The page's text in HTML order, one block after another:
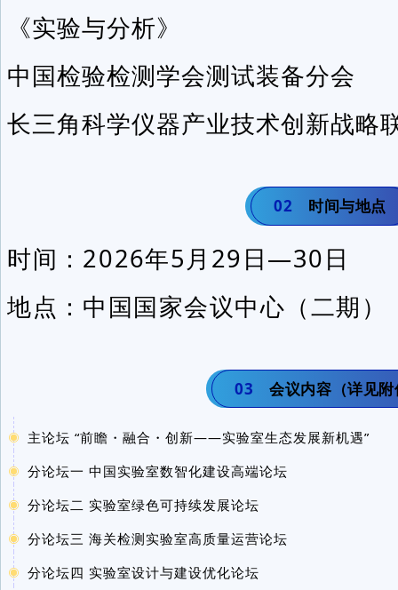
《实验与分析》
中国检验检测学会测试装备分会
长三角科学仪器产业技术创新战略
02 时间与地点
时间：2026年5月29日—30日
地点：中国国家会议中心（二期）
03 会议内容（详见
主论坛 “前瞻・融合・创新——实验室生态发展新机遇”
分论坛一 中国实验室数智化建设高端论坛
分论坛二 实验室绿色可持续发展论坛
分论坛三 海关检测实验室高质量运营论坛
分论坛四 实验室设计与建设优化论坛